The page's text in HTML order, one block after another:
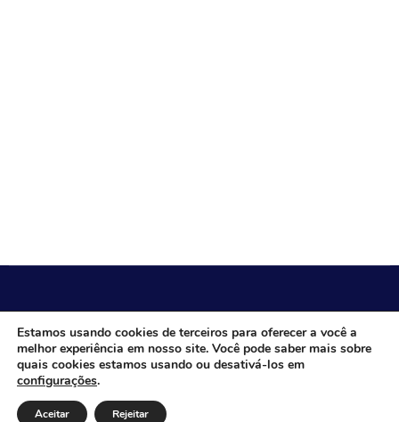
CÂMARA MUNICIPAL DE ITACARAMBI - MG
Endereço: Av. Juca Nascimento, n.º 240, Nossa Senhora
de Fátima, Itacarambi/MG – CEP: 39470-000 Email:
Estamos usando cookies de terceiros para oferecer a você a
melhor experiência em nosso site. Você pode saber mais sobre
quais cookies estamos usando ou desativá-los em
configurações.
Aceitar Rejeitar